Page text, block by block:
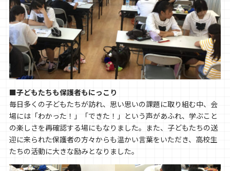
■子どもたちも保護者もにっこり
毎日多くの子どもたちが訪れ、思い思いの課題に取り組む中、会
場には「わかった！」「できた！」という声があふれ、学ぶこと
の楽しさを再確認する場にもなりました。また、子どもたちの送
迎に来られた保護者の方々からも温かい言葉をいただき、高校生
たちの活動に大きな励みとなりました。